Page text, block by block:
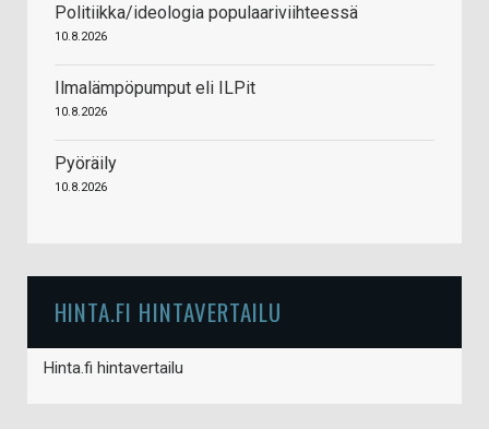
Politiikka/ideologia populaariviihteessä
10.8.2026
Ilmalämpöpumput eli ILPit
10.8.2026
Pyöräily
10.8.2026
HINTA.FI HINTAVERTAILU
Hinta.fi hintavertailu